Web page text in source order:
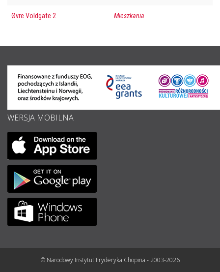
Øvre Voldgate 2 Mieszkania
WERSJA MOBILNA
© Narodowy Instytut Fryderyka Chopina - 2003-2026